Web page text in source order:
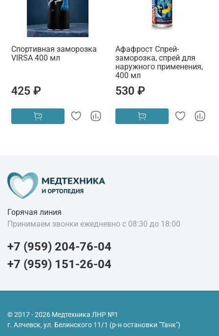
Спортивная заморозка
VIRSA 400 мл
425 ₽
Афафрост Спрей-
заморозка, спрей для
наружного применения,
400 мл
530 ₽
Горячая линия
Принимаем звонки ежедневно с 08:30 до 18:00
+7 (959) 204-76-04
+7 (959) 151-26-04
© 2017 - 2026 Медтехника ЛНР №1
г. Алчевск, ул. Белинского 11/1 (р-н остановки "Танк")